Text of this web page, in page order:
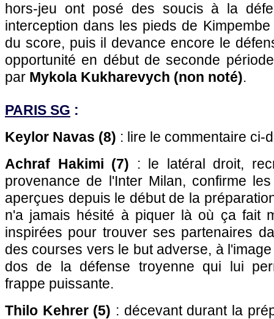
hors-jeu ont posé des soucis à la
interception dans les pieds de
du score, puis il devance encore le
opportunité en début de seconde
par Mykola Kukharevych (non noté).
PARIS SG :
Keylor Navas (8) : lire le commentaire ci-
Achraf Hakimi (7) : le latéral droit,
provenance de l'Inter Milan, confirme
aperçues depuis le début de la
n'a jamais hésité à piquer là où ça fait
inspirées pour trouver ses partenaires
des courses vers le but adverse, à
dos de la défense troyenne qui lui
frappe puissante.
Thilo Kehrer (5) : décevant durant la